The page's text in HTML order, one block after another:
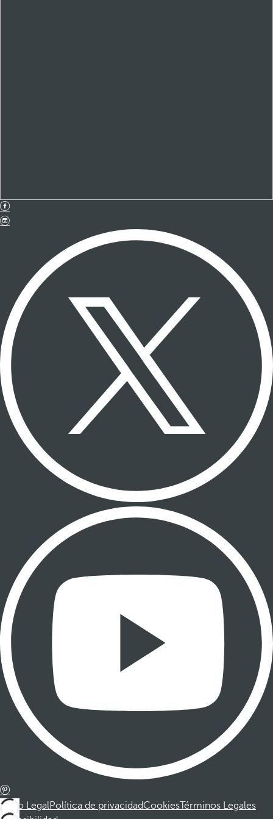
Aviso LegalPolítica de privacidadCookiesTérminos Legales